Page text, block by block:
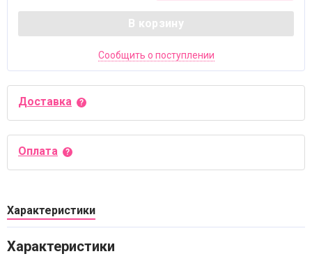
В корзину
Сообщить о поступлении
Доставка
Оплата
Характеристики
Характеристики